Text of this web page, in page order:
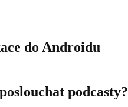
do Androidu
podcasty?